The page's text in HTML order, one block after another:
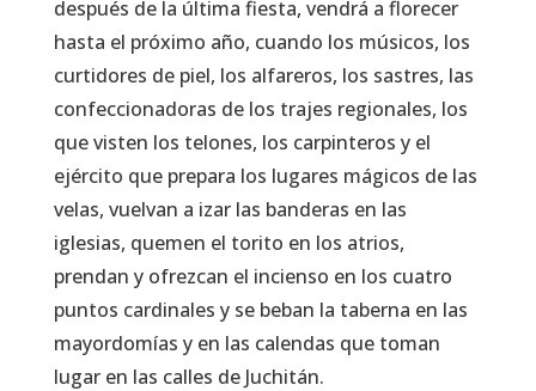
después de la última fiesta, vendrá a florecer
hasta el próximo año, cuando los músicos, los
curtidores de piel, los alfareros, los sastres, las
confeccionadoras de los trajes regionales, los
que visten los telones, los carpinteros y el
ejército que prepara los lugares mágicos de las
velas, vuelvan a izar las banderas en las
iglesias, quemen el torito en los atrios,
prendan y ofrezcan el incienso en los cuatro
puntos cardinales y se beban la taberna en las
mayordomías y en las calendas que toman
lugar en las calles de Juchitán.